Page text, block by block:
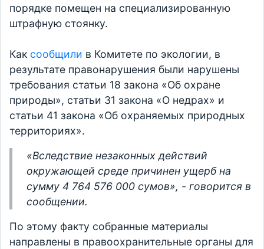
порядке помещен на специализированную
штрафную стоянку.
Как сообщили в Комитете по экологии, в
результате правонарушения были нарушены
требования статьи 18 закона «Об охране
природы», статьи 31 закона «О недрах» и
статьи 41 закона «Об охраняемых природных
территориях».
«Вследствие незаконных действий
окружающей среде причинен ущерб на
сумму 4 764 576 000 сумов», - говорится в
сообщении.
По этому факту собранные материалы
направлены в правоохранительные органы для